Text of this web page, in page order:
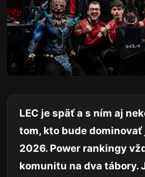
LEC je späť a s ním aj
tom, kto bude
2026. Power rankingy
komunitu na dva tábory.